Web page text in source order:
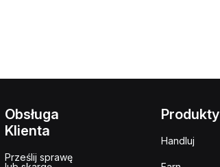
Obsługa
Klienta
Prześlij sprawę
Produkty
Handluj